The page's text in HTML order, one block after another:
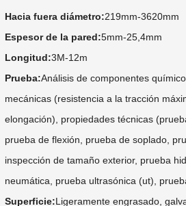
Hacia fuera diámetro:219mm-3620mm
Espesor de la pared:5mm-25,4mm
Longitud:3M-12m
Prueba:Análisis de componentes
mecánicas (resistencia a la tracción
elongación), propiedades técnicas
prueba de flexión, prueba de soplado,
inspección de tamaño exterior, prueba
neumática, prueba ultrasónica (ut),
Superficie:Ligeramente engrasado,